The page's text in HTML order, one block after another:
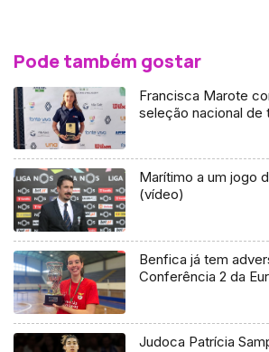
Pode também gostar
Francisca Marote
seleção nacional de
Marítimo a um jogo
(vídeo)
Benfica já tem
Conferência 2 da
Judoca Patrícia